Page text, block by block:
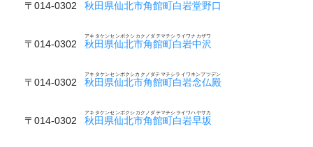
〒014-0302 秋田県仙北市角館町白岩堂野口
〒014-0302 秋田県仙北市角館町白岩中沢
アキタケンセンボクシカクノダテマチシライワナカザワ
〒014-0302 秋田県仙北市角館町白岩念仏殿
アキタケンセンボクシカクノダテマチシライワネンブツデン
〒014-0302 秋田県仙北市角館町白岩早坂
アキタケンセンボクシカクノダテマチシライワハヤサカ